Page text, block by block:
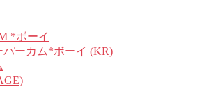
*ボーイ
パーカム*ボーイ (KR)